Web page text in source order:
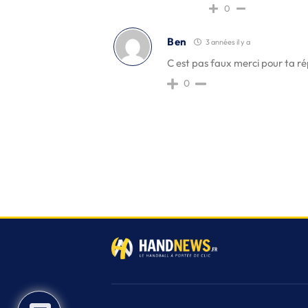
0
Ben 3 années il y a
C est pas faux merci pour ta
0
3